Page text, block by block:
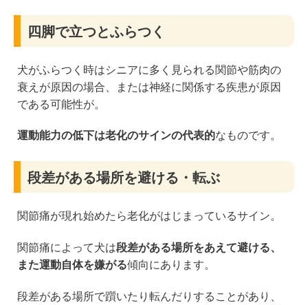
四脚で立つとふらつく
犬がふらつく時はシニアに多く見られる関節や筋肉の
衰えが原因の場合、または神経に関係する疾患が原因
である可能性が。
運動能力の低下は老化のサインの代表的なものです。
段差がある場所を避ける・転ぶ
関節痛が現れ始めたら老化がはじまっているサイン。
関節痛によって犬は段差がある場所をあえて避ける、
また運動自体を嫌がる傾向にあります。
段差がある場所で躓いたり転んだりすることがあり、